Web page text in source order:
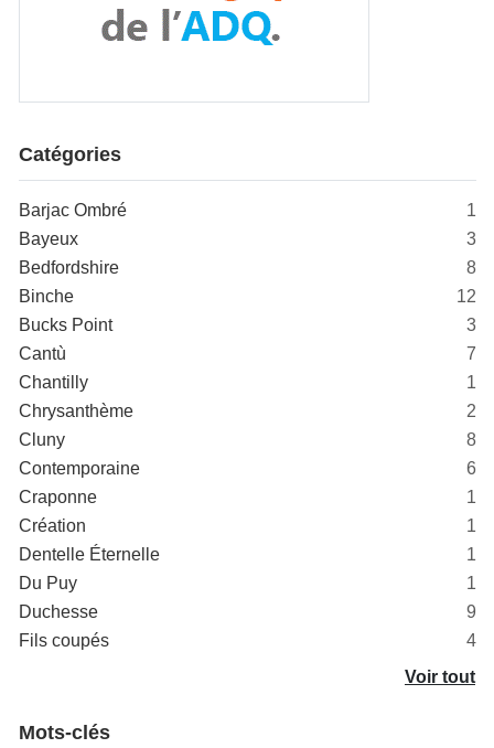
Catégories
Barjac Ombré
1
Bayeux
3
Bedfordshire
8
Binche
12
Bucks Point
3
Cantù
7
Chantilly
1
Chrysanthème
2
Cluny
8
Contemporaine
6
Craponne
1
Création
1
Dentelle Éternelle
1
Du Puy
1
Duchesse
9
Fils coupés
4
Voir tout
Mots-clés